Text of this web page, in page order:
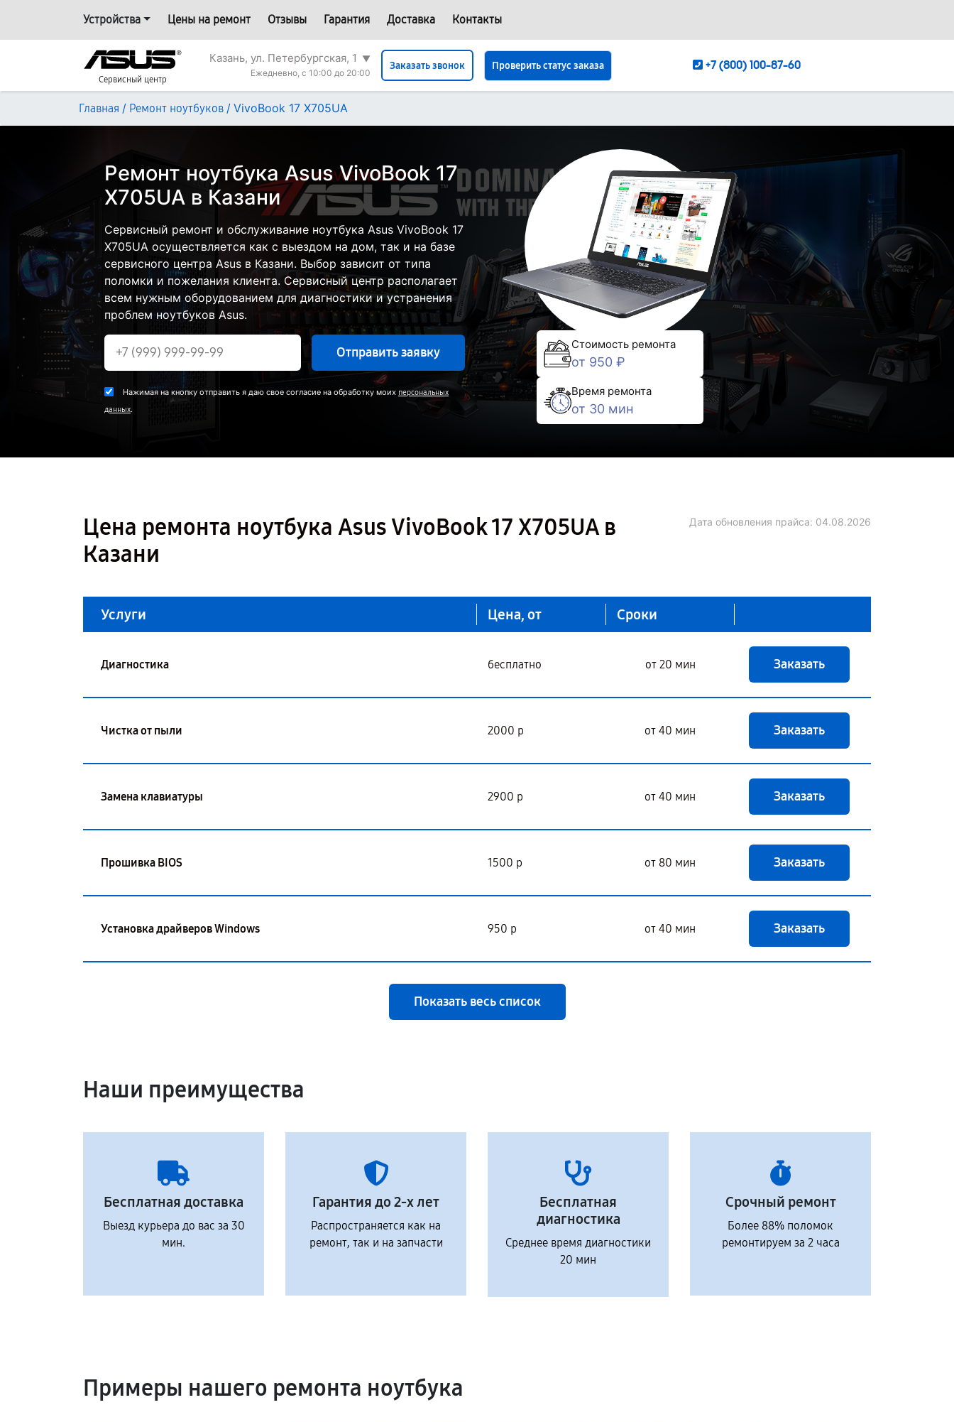
Устройства Цены на ремонт Отзывы Гарантия Доставка Контакты
Сервисный центр
Казань, ул. Петербургская, 1
▼
Ежедневно, с 10:00 до 20:00
Заказать звонок Проверить статус заказа +7 (800) 100-87-60
Главная / Ремонт ноутбуков / VivoBook 17 X705UA
Ремонт ноутбука Asus VivoBook 17
X705UA в Казани
Сервисный ремонт и обслуживание ноутбука Asus VivoBook 17
X705UA осуществляется как с выездом на дом, так и на базе
сервисного центра Asus в Казани. Выбор зависит от типа
поломки и пожелания клиента. Сервисный центр располагает
всем нужным оборудованием для диагностики и устранения
проблем ноутбуков Asus.
Отправить заявку
Нажимая на кнопку отправить я даю свое согласие на обработку моих персональных
данных.
Стоимость ремонта
от 950 ₽
Время ремонта
от 30 мин
Цена ремонта ноутбука Asus VivoBook 17 X705UA в
Казани
Дата обновления прайса: 04.08.2026
Услуги Цена, от Сроки
Диагностика бесплатно от 20 мин Заказать
Чистка от пыли 2000 р от 40 мин Заказать
Замена клавиатуры 2900 р от 40 мин Заказать
Прошивка BIOS 1500 р от 80 мин Заказать
Установка драйверов Windows 950 р от 40 мин Заказать
Показать весь список
Наши преимущества
Бесплатная доставка
Выезд курьера до вас за 30
мин.
Гарантия до 2-х лет
Распространяется как на
ремонт, так и на запчасти
Бесплатная
диагностика
Среднее время диагностики
20 мин
Срочный ремонт
Более 88% поломок
ремонтируем за 2 часа
Примеры нашего ремонта ноутбука